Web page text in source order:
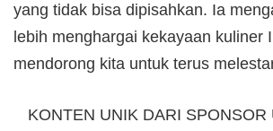
yang tidak bisa dipisahkan. Ia
lebih menghargai kekayaan kuliner
mendorong kita untuk terus
KONTEN UNIK DARI SPONSOR